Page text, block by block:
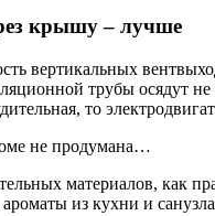
крышу – лучше
вертикальных
трубы осядут
то
не продумана…
материалов, как
из кухни и